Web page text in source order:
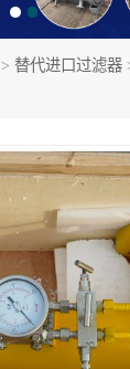
> 替代进口过滤器
管道过
液氨除
酸雾聚
替代进
耐腐